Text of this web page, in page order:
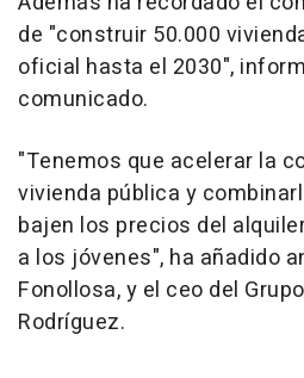
de "construir 50.000
oficial hasta el 2030",
comunicado.
"Tenemos que acelerar la
vivienda pública y
bajen los precios del
a los jóvenes", ha añadido
Fonollosa, y el ceo del
Rodríguez.